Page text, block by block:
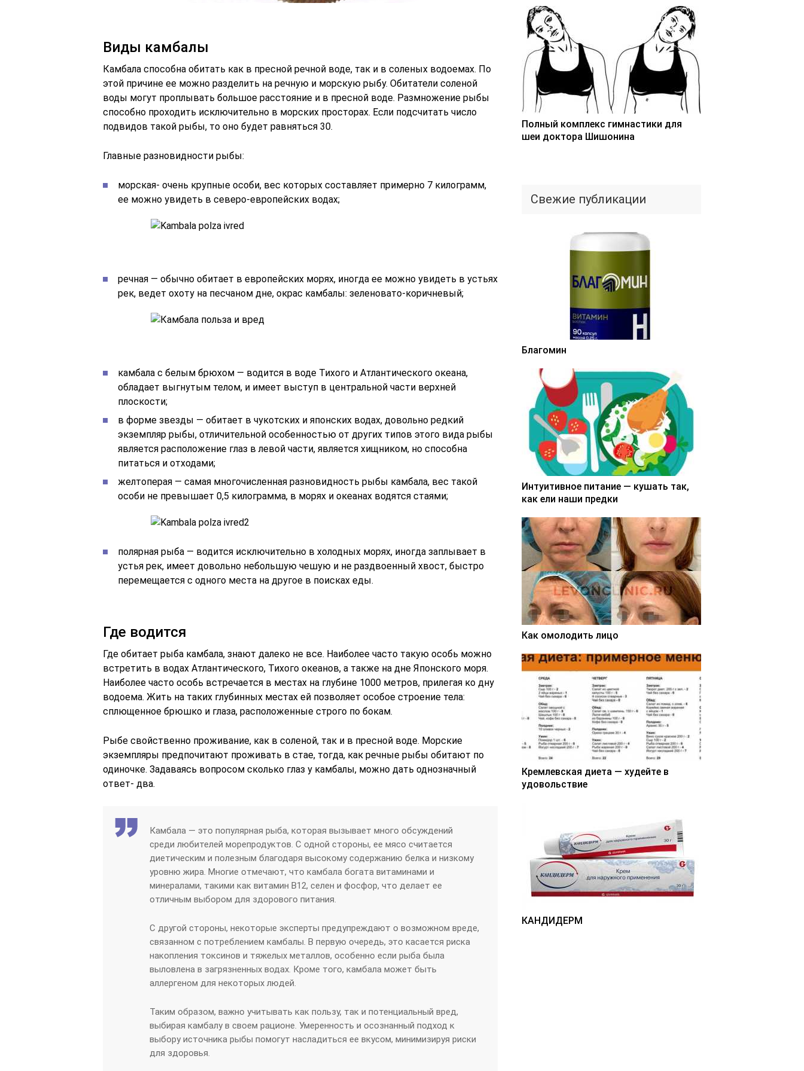
Виды камбалы
Камбала способна обитать как в пресной речной воде, так и в соленых водоемах. По
этой причине ее можно разделить на речную и морскую рыбу. Обитатели соленой
воды могут проплывать большое расстояние и в пресной воде. Размножение рыбы
способно проходить исключительно в морских просторах. Если подсчитать число
подвидов такой рыбы, то оно будет равняться 30.
Главные разновидности рыбы:
морская- очень крупные особи, вес которых составляет примерно 7 килограмм,
ее можно увидеть в северо-европейских водах;
речная — обычно обитает в европейских морях, иногда ее можно увидеть в устьях
рек, ведет охоту на песчаном дне, окрас камбалы: зеленовато-коричневый;
камбала с белым брюхом — водится в воде Тихого и Атлантического океана,
обладает выгнутым телом, и имеет выступ в центральной части верхней
плоскости;
в форме звезды — обитает в чукотских и японских водах, довольно редкий
экземпляр рыбы, отличительной особенностью от других типов этого вида рыбы
является расположение глаз в левой части, является хищником, но способна
питаться и отходами;
желтоперая — самая многочисленная разновидность рыбы камбала, вес такой
особи не превышает 0,5 килограмма, в морях и океанах водятся стаями;
полярная рыба — водится исключительно в холодных морях, иногда заплывает в
устья рек, имеет довольно небольшую чешую и не раздвоенный хвост, быстро
перемещается с одного места на другое в поисках еды.
Где водится
Где обитает рыба камбала, знают далеко не все. Наиболее часто такую особь можно
встретить в водах Атлантического, Тихого океанов, а также на дне Японского моря.
Наиболее часто особь встречается в местах на глубине 1000 метров, прилегая ко дну
водоема. Жить на таких глубинных местах ей позволяет особое строение тела:
сплющенное брюшко и глаза, расположенные строго по бокам.
Рыбе свойственно проживание, как в соленой, так и в пресной воде. Морские
экземпляры предпочитают проживать в стае, тогда, как речные рыбы обитают по
одиночке. Задаваясь вопросом сколько глаз у камбалы, можно дать однозначный
ответ- два.
Камбала — это популярная рыба, которая вызывает много обсуждений
среди любителей морепродуктов. С одной стороны, ее мясо считается
диетическим и полезным благодаря высокому содержанию белка и низкому
уровню жира. Многие отмечают, что камбала богата витаминами и
минералами, такими как витамин B12, селен и фосфор, что делает ее
отличным выбором для здорового питания.
С другой стороны, некоторые эксперты предупреждают о возможном вреде,
связанном с потреблением камбалы. В первую очередь, это касается риска
накопления токсинов и тяжелых металлов, особенно если рыба была
выловлена в загрязненных водах. Кроме того, камбала может быть
аллергеном для некоторых людей.
Таким образом, важно учитывать как пользу, так и потенциальный вред,
выбирая камбалу в своем рационе. Умеренность и осознанный подход к
выбору источника рыбы помогут насладиться ее вкусом, минимизируя риски
для здоровья.
Полный комплекс гимнастики для
шеи доктора Шишонина
Свежие публикации
Благомин
Интуитивное питание — кушать так,
как ели наши предки
Как омолодить лицо
Кремлевская диета — худейте в
удовольствие
КАНДИДЕРМ